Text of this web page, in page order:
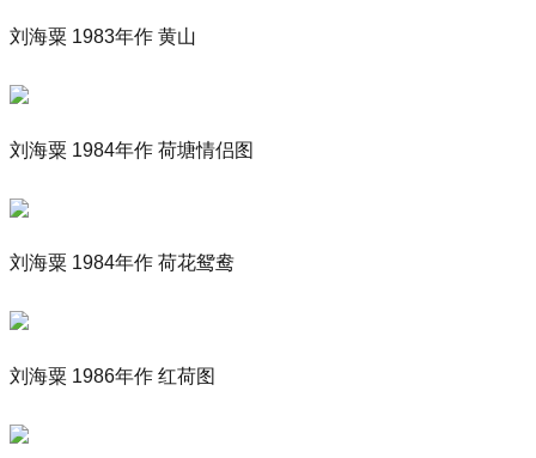
刘海粟 1983年作 黄山
刘海粟 1984年作 荷塘情侣图
刘海粟 1984年作 荷花鸳鸯
刘海粟 1986年作 红荷图